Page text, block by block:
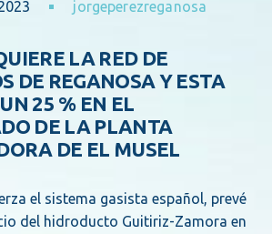
jorgeperezreganosa
LA RED DE
DE REGANOSA Y ESTA
25 % EN EL
DE LA PLANTA
DE EL MUSEL
el sistema gasista español, prevé
del hidroducto Guitiriz-Zamora en